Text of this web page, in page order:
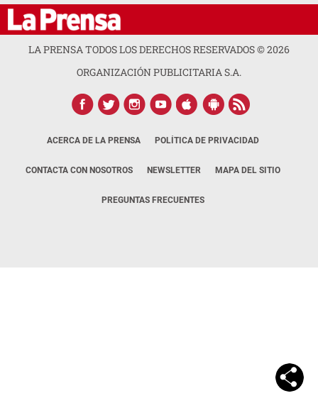
LA PRENSA TODOS LOS DERECHOS RESERVADOS ©2026
ORGANIZACIÓN PUBLICITARIA S.A.
ACERCA DE LA PRENSA POLÍTICA DE PRIVACIDAD
CONTACTA CON NOSOTROS NEWSLETTER MAPA DEL SITIO
PREGUNTAS FRECUENTES